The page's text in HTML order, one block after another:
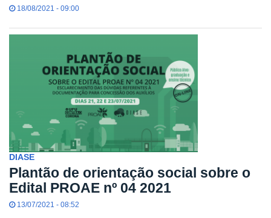
18/08/2021 - 09:00
DIASE
Plantão de orientação social sobre o
Edital PROAE nº 04 2021
13/07/2021 - 08:52